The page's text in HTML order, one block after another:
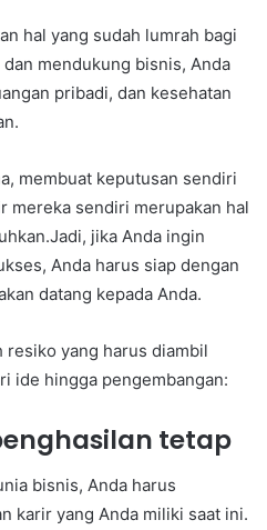
hal yang sudah lumrah bagi
mendukung bisnis, Anda
pribadi, dan kesehatan
membuat keputusan sendiri
mereka sendiri merupakan hal
jika Anda ingin
Anda harus siap dengan
datang kepada Anda.
yang harus diambil
ide hingga pengembangan:
tetap
bisnis, Anda harus
karir yang Anda miliki saat ini.